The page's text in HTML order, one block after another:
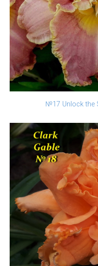
№17 Unlock the